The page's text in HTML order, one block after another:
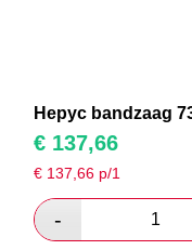
Hepyc bandzaag
€ 137,66
€ 137,66 p/1